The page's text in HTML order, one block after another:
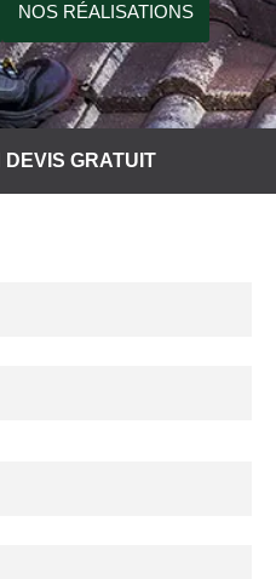
NOS RÉALISATIONS
GRATUIT